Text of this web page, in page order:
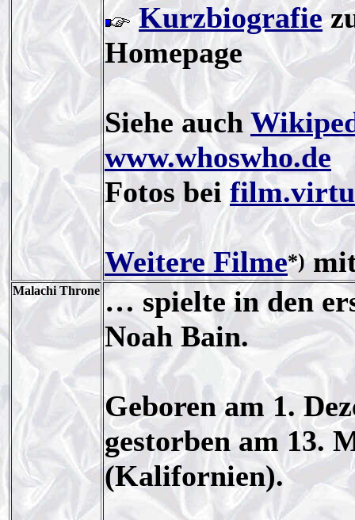
Kurzbiografie
Homepage
Siehe auch
www.whoswho.de
Fotos bei
Weitere Filme*)mit
Malachi Throne … spielte in den
Noah Bain.
Geboren am 1.
gestorben am 13.
(Kalifornien).